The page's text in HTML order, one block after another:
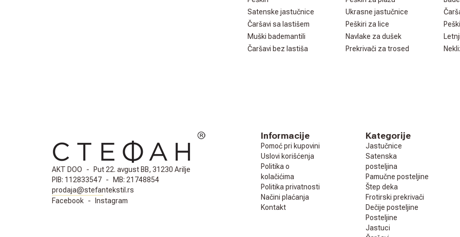
Satenske jastučnice
Ukrasne jastučnice
Čaršavi sa lastišem
Peškiri za lice
Muški bademantili
Navlake za dušek
Čaršavi bez lastiša
Prekrivači za trosed
AKT DOO -
Put 22. avgust BB, 31230 Arilje
PIB: 112833547 - MB: 21748854
prodaja@stefantekstil.rs
Facebook - Instagram
Informacije
Pomoć pri kupovini
Uslovi korišćenja
Politika o
kolačićima
Politika privatnosti
Načini plaćanja
Kontakt
Kategorije
Jastučnice
Satenska
posteljina
Pamučne posteljine
Štep deka
Frotirski prekrivači
Dečije posteljine
Posteljine
Jastuci